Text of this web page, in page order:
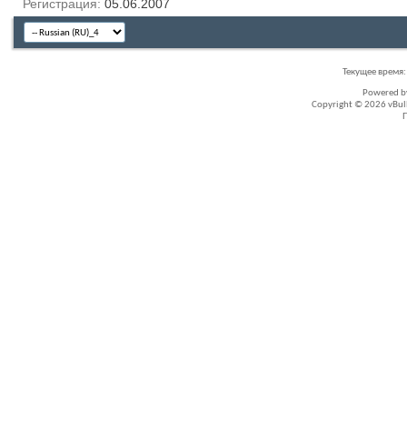
Регистрация 05.06.2007
Текущее время:
Powered
Copyright © 2026